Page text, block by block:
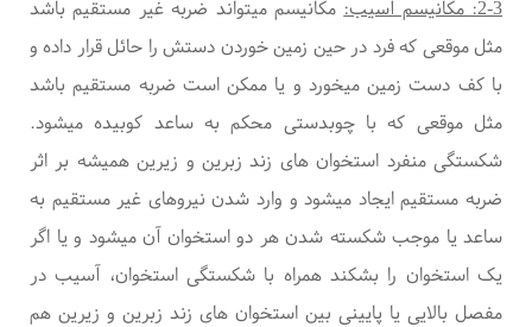
2-3: مکانیسم آسیب:
مکانیسم میتواند ضربه غیر مستقیم باشد
مثل موقعی که فرد در حین زمین خوردن دستش را حائل قرار داده و
با کف دست زمین میخورد و یا ممکن است ضربه مستقیم باشد
مثل موقعی که با چوبدستی محکم به ساعد کوبیده میشود.
شکستگی منفرد استخوان های زند زبرین و زیرین همیشه بر اثر
ضربه مستقیم ایجاد میشود و وارد شدن نیروهای غیر مستقیم به
ساعد یا موجب شکسته شدن هر دو استخوان آن میشود و یا اگر
یک استخوان را بشکند همراه با شکستگی استخوان، آسیب در
مفصل بالایی یا پایینی بین استخوان های زند زبرین و زیرین هم